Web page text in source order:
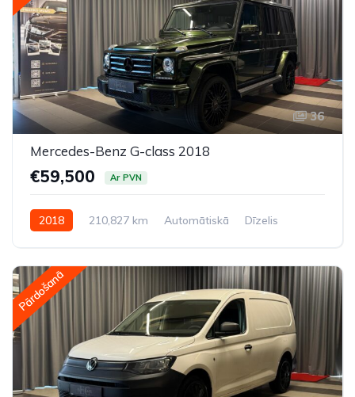
36
Mercedes-Benz G-class 2018
€59,500 Ar PVN
2018 210,827 km Automātiskā
Dīzelis
Pārdošanā